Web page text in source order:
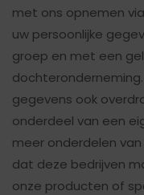
met ons opnemen via
uw persoonlijke
groep en met een
dochteronderneming.
gegevens ook
onderdeel van een
meer onderdelen
dat deze bedrijven
onze producten of